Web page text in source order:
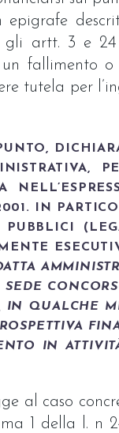
gli artt. 3 e
un fallimento
tutela per
IN
PUBBLICI
IN QUALCHE
IN
al caso
1 della l. n